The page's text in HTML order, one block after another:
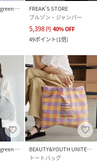
UNITED ARROWS green label relaxing
FREAK’S STORE
ブルゾン・ジャンパー
5,398円 40%OFF
49ポイント(1倍)
UNITED ARROWS green label relaxing
BEAUTY&YOUTH UNITED ARROWS
トートバッグ